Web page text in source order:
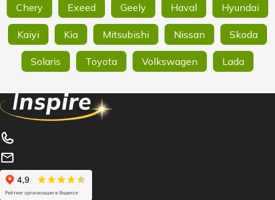
Chery Exeed Geely Haval Hyundai
Kaiyi Kia Mitsubishi Nissan Skoda
Solaris Toyota Volkswagen Lada